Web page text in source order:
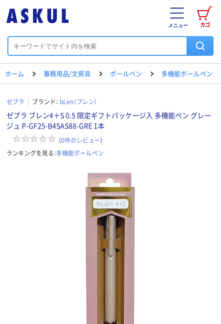
カゴ
メニュー
ホーム 事務用品/文房具 ボールペン 多機能ボールペン
ゼブラ ブランド： bLen（ブレン）
ゼブラ ブレン4＋S 0.5 限定ギフトパッケージ入 多機能ペン グレー
ジュ P-GF25-B4SAS88-GRE 1本
（0件のレビュー）
ランキングを見る：多機能ボールペン